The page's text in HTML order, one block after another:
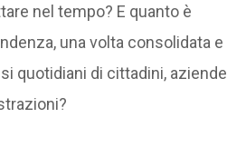
nel tempo? E quanto è
una volta consolidata e
quotidiani di cittadini, aziende